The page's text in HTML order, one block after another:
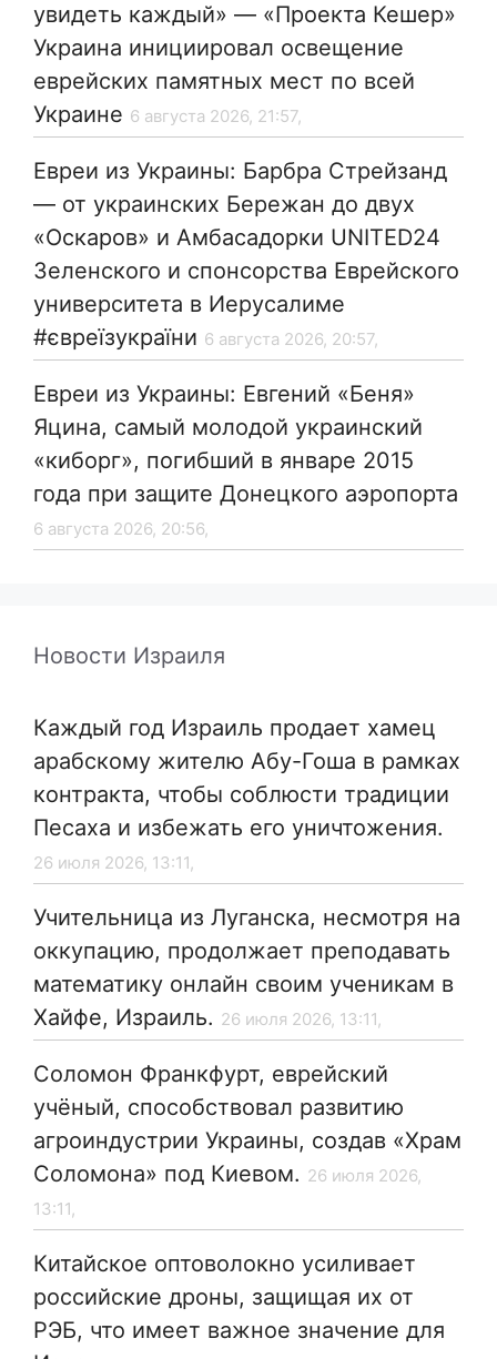
увидеть каждый» — «Проекта Кешер»
Украина инициировал освещение
еврейских памятных мест по всей
Украине 6 августа 2026, 21:57,
Евреи из Украины: Барбра Стрейзанд
— от украинских Бережан до двух
«Оскаров» и Амбасадорки UNITED24
Зеленского и спонсорства Еврейского
университета в Иерусалиме
#євреїзукраїни 6 августа 2026, 20:57,
Евреи из Украины: Евгений «Беня»
Яцина, самый молодой украинский
«киборг», погибший в январе 2015
года при защите Донецкого аэропорта
6 августа 2026, 20:56,
Новости Израиля
Каждый год Израиль продает хамец
арабскому жителю Абу-Гоша в рамках
контракта, чтобы соблюсти традиции
Песаха и избежать его уничтожения.
26 июля 2026, 13:11,
Учительница из Луганска, несмотря на
оккупацию, продолжает преподавать
математику онлайн своим ученикам в
Хайфе, Израиль. 26 июля 2026, 13:11,
Соломон Франкфурт, еврейский
учёный, способствовал развитию
агроиндустрии Украины, создав «Храм
Соломона» под Киевом. 26 июля 2026,
13:11,
Китайское оптоволокно усиливает
российские дроны, защищая их от
РЭБ, что имеет важное значение для